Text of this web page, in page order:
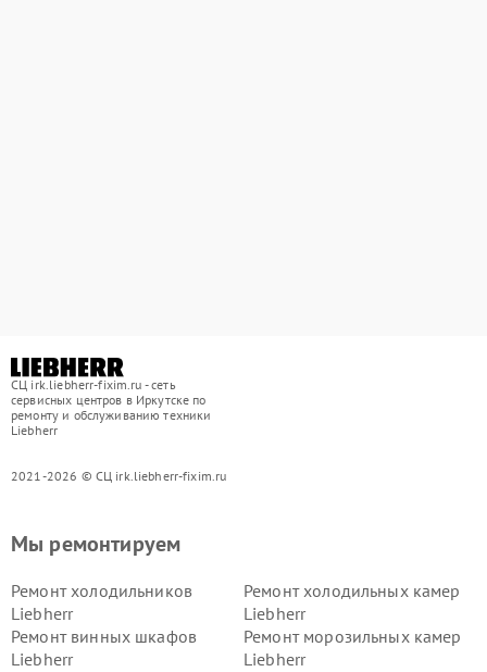
СЦ irk.liebherr-fixim.ru - сеть
сервисных центров в Иркутске по
ремонту и обслуживанию техники
Liebherr
2021-2026 © СЦ irk.liebherr-fixim.ru
Мы ремонтируем
Ремонт холодильников
Liebherr
Ремонт холодильных камер
Liebherr
Ремонт винных шкафов
Liebherr
Ремонт морозильных камер
Liebherr